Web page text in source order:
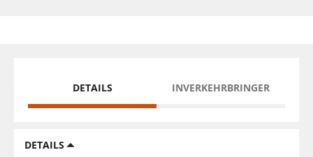
DETAILS INVERKEHRBRINGER
DETAILS